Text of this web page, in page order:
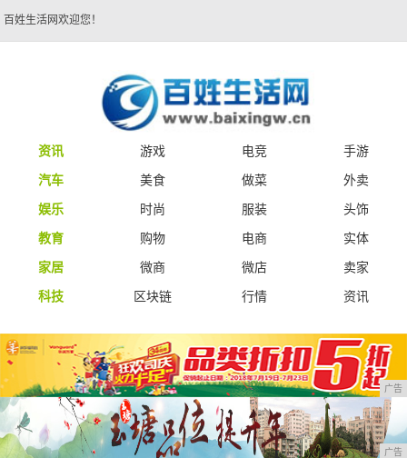
百姓生活网欢迎您！
资讯 游戏 电竞
手游
汽车
美食 做菜
外卖
娱乐
时尚 服装
头饰
教育
购物 电商
实体
家居
微商 微店
卖家
科技
区块链 行情 资讯
广告
广告